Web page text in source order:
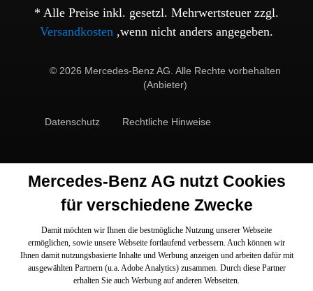
* Alle Preise inkl. gesetzl. Mehrwertsteuer zzgl.
Versandkosten ,wenn nicht anders angegeben.
© 2026 Mercedes-Benz AG. Alle Rechte vorbehalten
(Anbieter)
Datenschutz Rechtliche Hinweise
Mercedes-Benz AG nutzt Cookies
für verschiedene Zwecke
Damit möchten wir Ihnen die bestmögliche Nutzung unserer Webseite
ermöglichen, sowie unsere Webseite fortlaufend verbessern. Auch können wir
Ihnen damit nutzungsbasierte Inhalte und Werbung anzeigen und arbeiten dafür mit
ausgewählten Partnern (u.a. Adobe Analytics) zusammen. Durch diese Partner
erhalten Sie auch Werbung auf anderen Webseiten.